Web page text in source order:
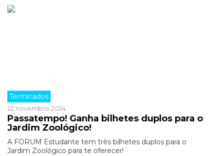
Terminados
22 novembro 2024
Passatempo! Ganha bilhetes duplos para o
Jardim Zoológico!
A FORUM Estudante tem três bilhetes duplos para o
Jardim Zoológico para te oferecer!